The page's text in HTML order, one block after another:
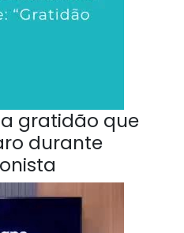
gratidão que
durante